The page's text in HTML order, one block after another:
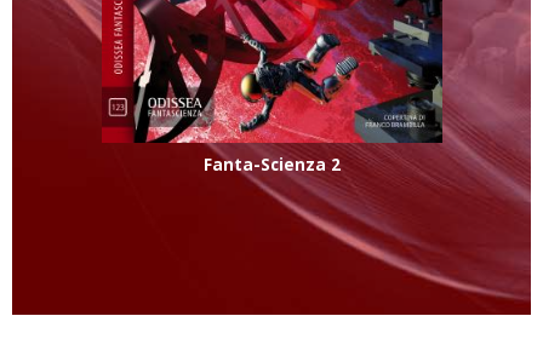
Fanta-Scienza 2